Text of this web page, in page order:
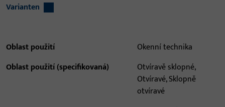
Varianten
Oblast použití
Okenní technika
Oblast použití (specifikovaná)
Otvíravě sklopné,
Otvíravé, Sklopně
otvíravé